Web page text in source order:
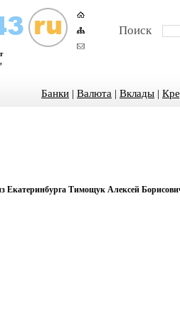
Поиск
Банки | Валюта | Вклады |
Екатеринбурга Тимощук Алексей